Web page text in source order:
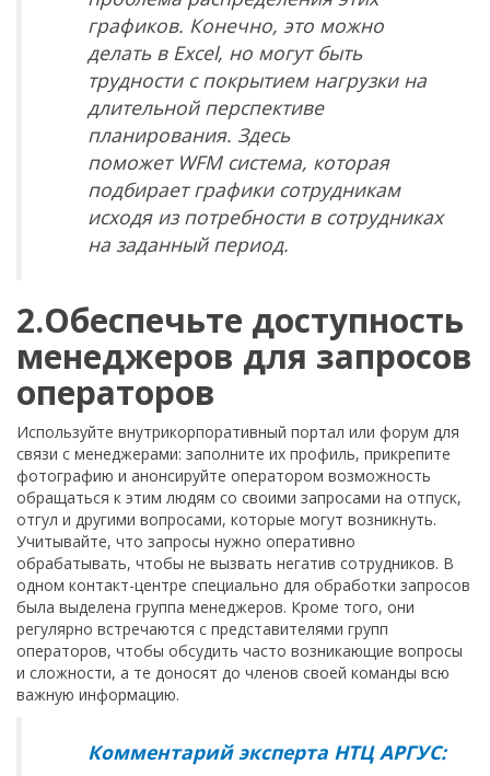
графиков. Конечно, это можно
делать в Excel, но могут быть
трудности с покрытием нагрузки на
длительной перспективе
планирования. Здесь
поможет WFMсистема, которая
подбирает графики сотрудникам
исходя из потребности в сотрудниках
на заданный период.
2.Обеспечьте доступность
менеджеров для запросов
операторов
Используйте внутрикорпоративный портал или форум для
связи с менеджерами: заполните их профиль, прикрепите
фотографию и анонсируйте оператором возможность
обращаться к этим людям со своими запросами на отпуск,
отгул и другими вопросами, которые могут возникнуть.
Учитывайте, что запросы нужно оперативно
обрабатывать, чтобы не вызвать негатив сотрудников. В
одном контакт-центре специально для обработки запросов
была выделена группа менеджеров. Кроме того, они
регулярно встречаются с представителями групп
операторов, чтобы обсудить часто возникающие вопросы
и сложности, а те доносят до членов своей команды всю
важную информацию.
Комментарий эксперта НТЦ АРГУС: